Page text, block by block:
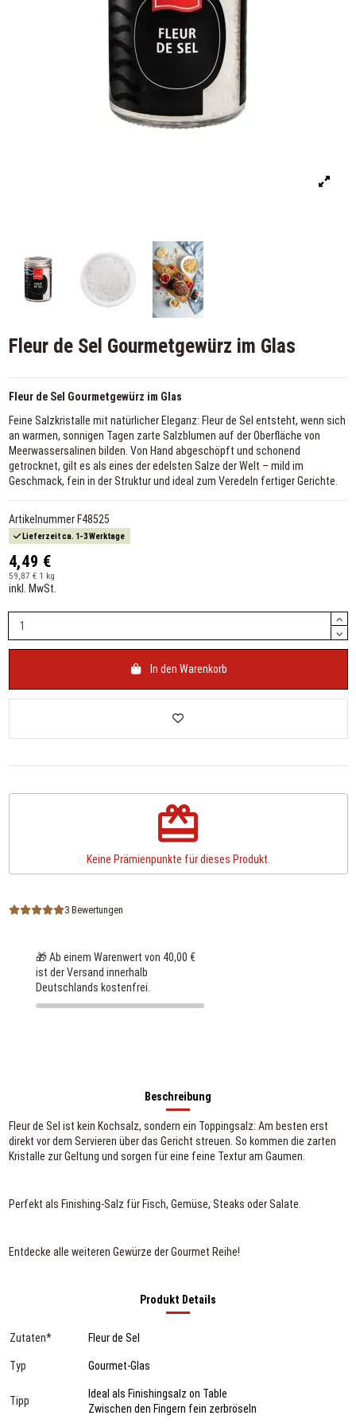
Fleur de Sel Gourmetgewürz im Glas
Fleur de Sel Gourmetgewürz im Glas
Feine Salzkristalle mit natürlicher Eleganz: Fleur de Sel entsteht, wenn sich
an warmen, sonnigen Tagen zarte Salzblumen auf der Oberfläche von
Meerwassersalinen bilden. Von Hand abgeschöpft und schonend
getrocknet, gilt es als eines der edelsten Salze der Welt – mild im
Geschmack, fein in der Struktur und ideal zum Veredeln fertiger Gerichte.
Artikelnummer F48525
Lieferzeit ca. 1-3 Werktage
4,49 €
59,87 € 1 kg
inkl. MwSt.
In den Warenkorb
redeem
Keine Prämienpunkte für dieses Produkt.
3 Bewertungen
🎁 Ab einem Warenwert von 40,00 €
ist der Versand innerhalb
Deutschlands kostenfrei.
Beschreibung
Fleur de Sel ist kein Kochsalz, sondern ein Toppingsalz: Am besten erst
direkt vor dem Servieren über das Gericht streuen. So kommen die zarten
Kristalle zur Geltung und sorgen für eine feine Textur am Gaumen.
Perfekt als Finishing-Salz für Fisch, Gemüse, Steaks oder Salate.
Entdecke alle weiteren Gewürze der Gourmet Reihe!
Produkt Details
Zutaten* Fleur de Sel
Typ Gourmet-Glas
Tipp
Ideal als Finishingsalz on Table
Zwischen den Fingern fein zerbröseln